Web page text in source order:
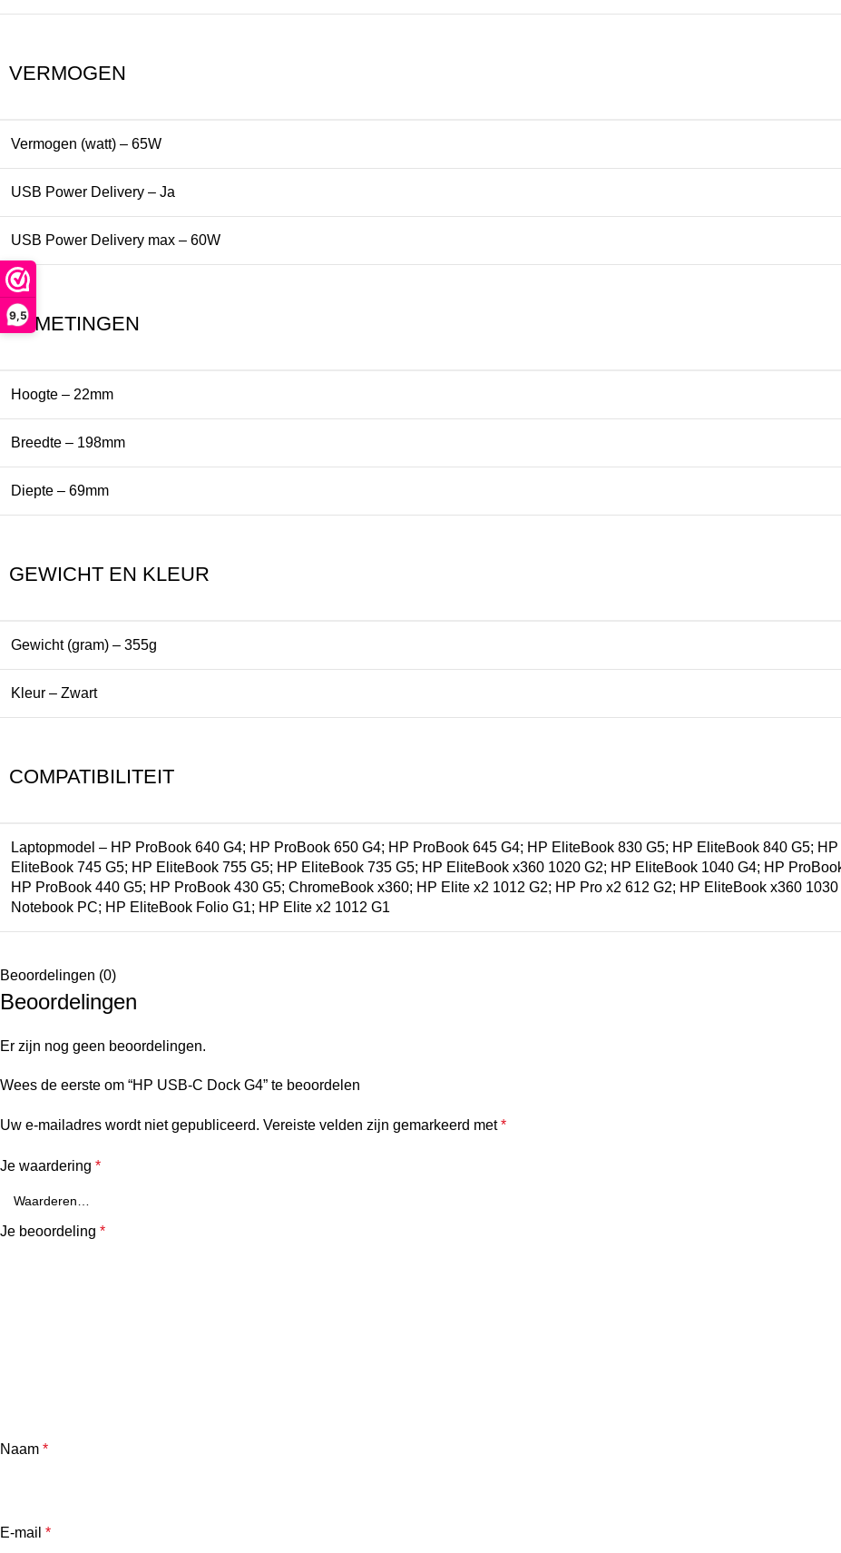
9,5
VERMOGEN
Vermogen (watt) – 65W
USB Power Delivery – Ja
USB Power Delivery max – 60W
AFMETINGEN
Hoogte – 22mm
Breedte – 198mm
Diepte – 69mm
GEWICHT EN KLEUR
Gewicht (gram) – 355g
Kleur – Zwart
COMPATIBILITEIT
Laptopmodel – HP ProBook 640 G4; HP ProBook 650 G4; HP ProBook 645 G4; HP EliteBook 830 G5; HP EliteBook 840 G5;
EliteBook 745 G5; HP EliteBook 755 G5; HP EliteBook 735 G5; HP EliteBook x360 1020 G2; HP EliteBook 1040 G4; HP
HP ProBook 440 G5; HP ProBook 430 G5; ChromeBook x360; HP Elite x2 1012 G2; HP Pro x2 612 G2; HP EliteBook x360
Notebook PC; HP EliteBook Folio G1; HP Elite x2 1012 G1
Beoordelingen (0)
Beoordelingen
Er zijn nog geen beoordelingen.
Wees de eerste om “HP USB-C Dock G4” te beoordelen
Uw e-mailadres wordt niet gepubliceerd. Vereiste velden zijn gemarkeerd met*
Je waardering *
Je beoordeling *
Naam *
E-mail *